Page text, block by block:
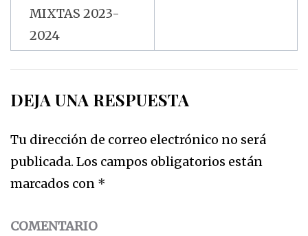
MIXTAS 2023-
2024
DEJA UNA RESPUESTA
Tu dirección de correo electrónico no será
publicada. Los campos obligatorios están
marcados con *
COMENTARIO